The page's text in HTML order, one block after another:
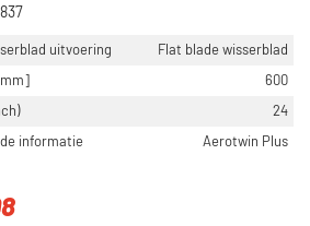
uitvoering
Flat blade wisserblad
600
24
informatie
Aerotwin Plus